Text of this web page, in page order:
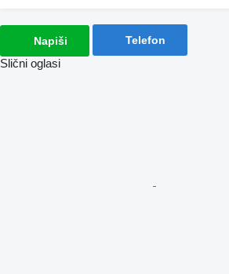
Napiši Telefon
Slični oglasi